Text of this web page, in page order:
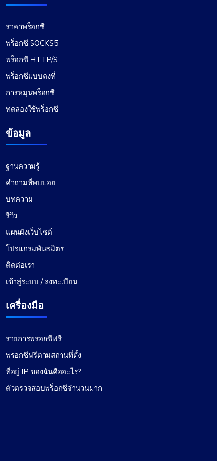
ฉันไว้วางใจ ProxyCompass (เนื่องจากถูกเรียกว่า
ต่อเนื่องแสดงให้เห็นถึงความมุ่งมั่นในการให้บริการที่
ราคาพร็อกซี
พร็อกซี SOCKS5
พร็อกซี HTTP/S
พร็อกซีแบบคงที่
การหมุนพร็อกซี
ทดลองใช้พร็อกซี
ข้อมูล
ฐานความรู้
คำถามที่พบบ่อย
บทความ
รีวิว
แผนผังเว็บไซต์
โปรแกรมพันธมิตร
ติดต่อเรา
เข้าสู่ระบบ / ลงทะเบียน
เครื่องมือ
รายการพรอกซีฟรี
พรอกซีฟรีตามสถานที่ตั้ง
ที่อยู่ IP ของฉันคืออะไร?
ตัวตรวจสอบพร็อกซีจำนวนมาก